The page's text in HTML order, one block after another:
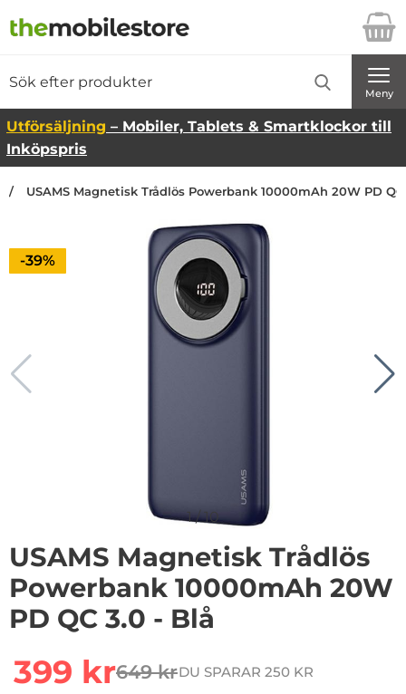
Startsidan för Danira Telecom AB
Meny
Utförsäljning – Mobiler, Tablets & Smartklockor till
Inköpspris
USAMS Magnetisk Trådlös Powerbank 10000mAh 20W PD
Priset är nedsatt med
-39%
1/10
USAMS Magnetisk Trådlös
Powerbank 10000mAh 20W
PD QC 3.0 - Blå
rea pris
399 krtidigare pris
649 krDU SPARAR 250 KR